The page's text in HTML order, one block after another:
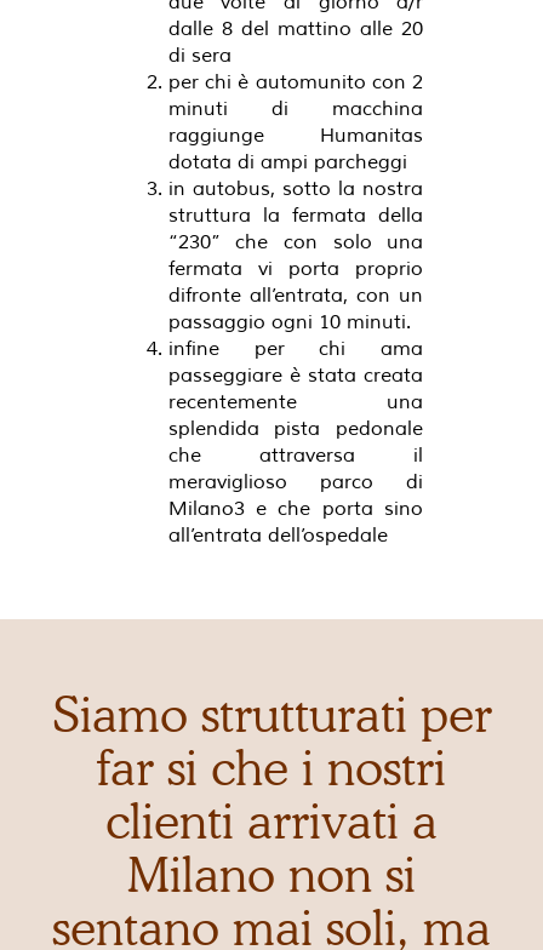
dalle 8 del mattino alle 20
di sera
per chi è automunito con 2
minuti di macchina
raggiunge Humanitas
dotata di ampi parcheggi
in autobus, sotto la nostra
struttura la fermata della
“230” che con solo una
fermata vi porta proprio
difronte all’entrata, con un
passaggio ogni 10 minuti.
infine per chi ama
passeggiare è stata creata
recentemente una
splendida pista pedonale
che attraversa il
meraviglioso parco di
Milano3 e che porta sino
all’entrata dell’ospedale
Siamo strutturati per
far si che i nostri
clienti arrivati a
Milano non si
sentano mai soli, ma